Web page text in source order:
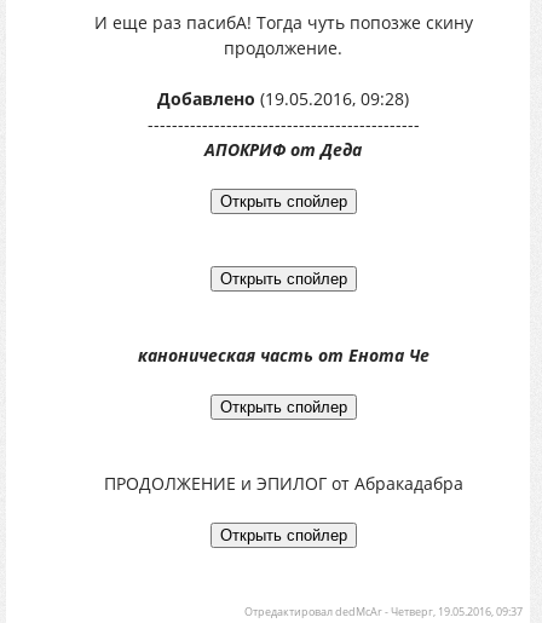
И еще раз пасибА! Тогда чуть попозже скину
продолжение.
Добавлено (19.05.2016, 09:28)
---------------------------------------------
АПОКРИФ от Деда
каноническая часть от Енота Че
ПРОДОЛЖЕНИЕ и ЭПИЛОГ от Абракадабра
ОтредактировалdedMcAr-Четверг, 19.05.2016, 09:37